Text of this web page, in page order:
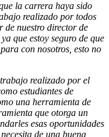
la carrera haya sido
realizado por todos
de nuestro director de
que estoy seguro de que
con nosotros, esto no
realizado por el
estudiantes de
una herramienta de
que otorga un
esas oportunidades
de una buena